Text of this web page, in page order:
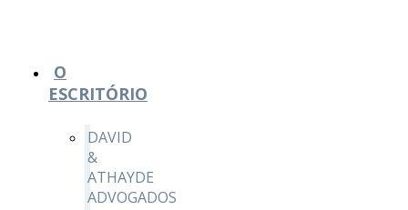
O
ESCRITÓRIO
DAVID
&
ATHAYDE
ADVOGADOS